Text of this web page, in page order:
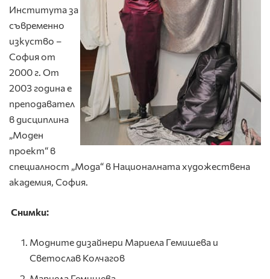
Института за
съвременно
изкуство –
София от
2000 г. От
2003 година e
преподавател
в дисциплина
„Моден
проект“ в
специалност „Мода“ в Националната художествена
академия, София.
Снимки:
Модните дизайнери Мариела Гемишева и
Светослав Колчагов